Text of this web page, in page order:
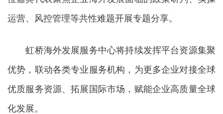
运营、风控管理等共性难题开展专题分享。
虹桥海外发展服务中心将持续发挥平台资源集聚
优势，联动各类专业服务机构，为更多企业对接全球
优质服务资源、拓展国际市场，赋能企业高质量全球
化发展。